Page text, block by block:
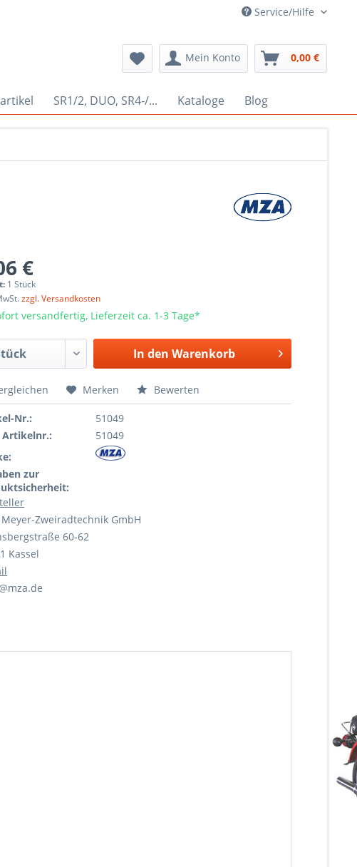
Service/Hilfe
Mein Konto 0,00 €
SR1/2, DUO, SR4-/... Kataloge Blog
€
1 Stück
zzgl. Versandkosten
versandfertig, Lieferzeit ca. 1-3 Tage*
In den Warenkorb
Merken Bewerten
Nr.:
51049
Artikelnr.:
51049
zur
Meyer-Zweiradtechnik GmbH
60-62
Kassel